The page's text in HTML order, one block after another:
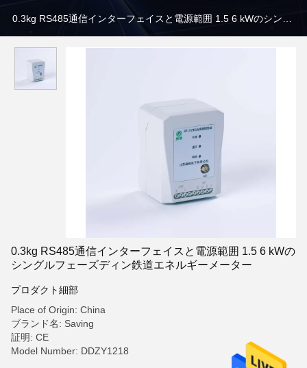
0.3kg RS485通信インターフェイスと電源範囲 1.5 6 kWのシング
0.3kg RS485通信インターフェイスと電源範囲 1.5 6 kWの
シングルフェーズディン鉄道エネルギーメーター
プロダクト細部
Place of Origin: China
ブランド名: Saving
証明: CE
Model Number: DDZY1218